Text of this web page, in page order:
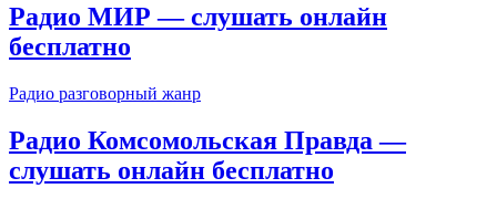
Радио МИР — слушать онлайн
бесплатно
Радио разговорный жанр
Радио Комсомольская Правда —
слушать онлайн бесплатно